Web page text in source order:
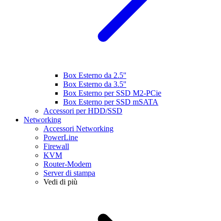
Box Esterno da 2.5''
Box Esterno da 3.5''
Box Esterno per SSD M2-PCie
Box Esterno per SSD mSATA
Accessori per HDD/SSD
Networking
Accessori Networking
PowerLine
Firewall
KVM
Router-Modem
Server di stampa
Vedi di più